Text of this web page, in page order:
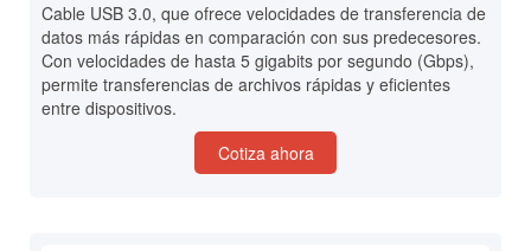
Cable USB 3.0, que ofrece velocidades de transferencia de
datos más rápidas en comparación con sus predecesores.
Con velocidades de hasta 5 gigabits por segundo (Gbps),
permite transferencias de archivos rápidas y eficientes
entre dispositivos.
Cotiza ahora